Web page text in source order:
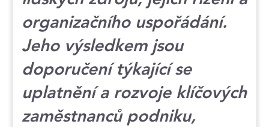
organizačního uspořádání.
Jeho výsledkem jsou
doporučení týkající se
uplatnění a rozvoje klíčových
zaměstnanců podniku,